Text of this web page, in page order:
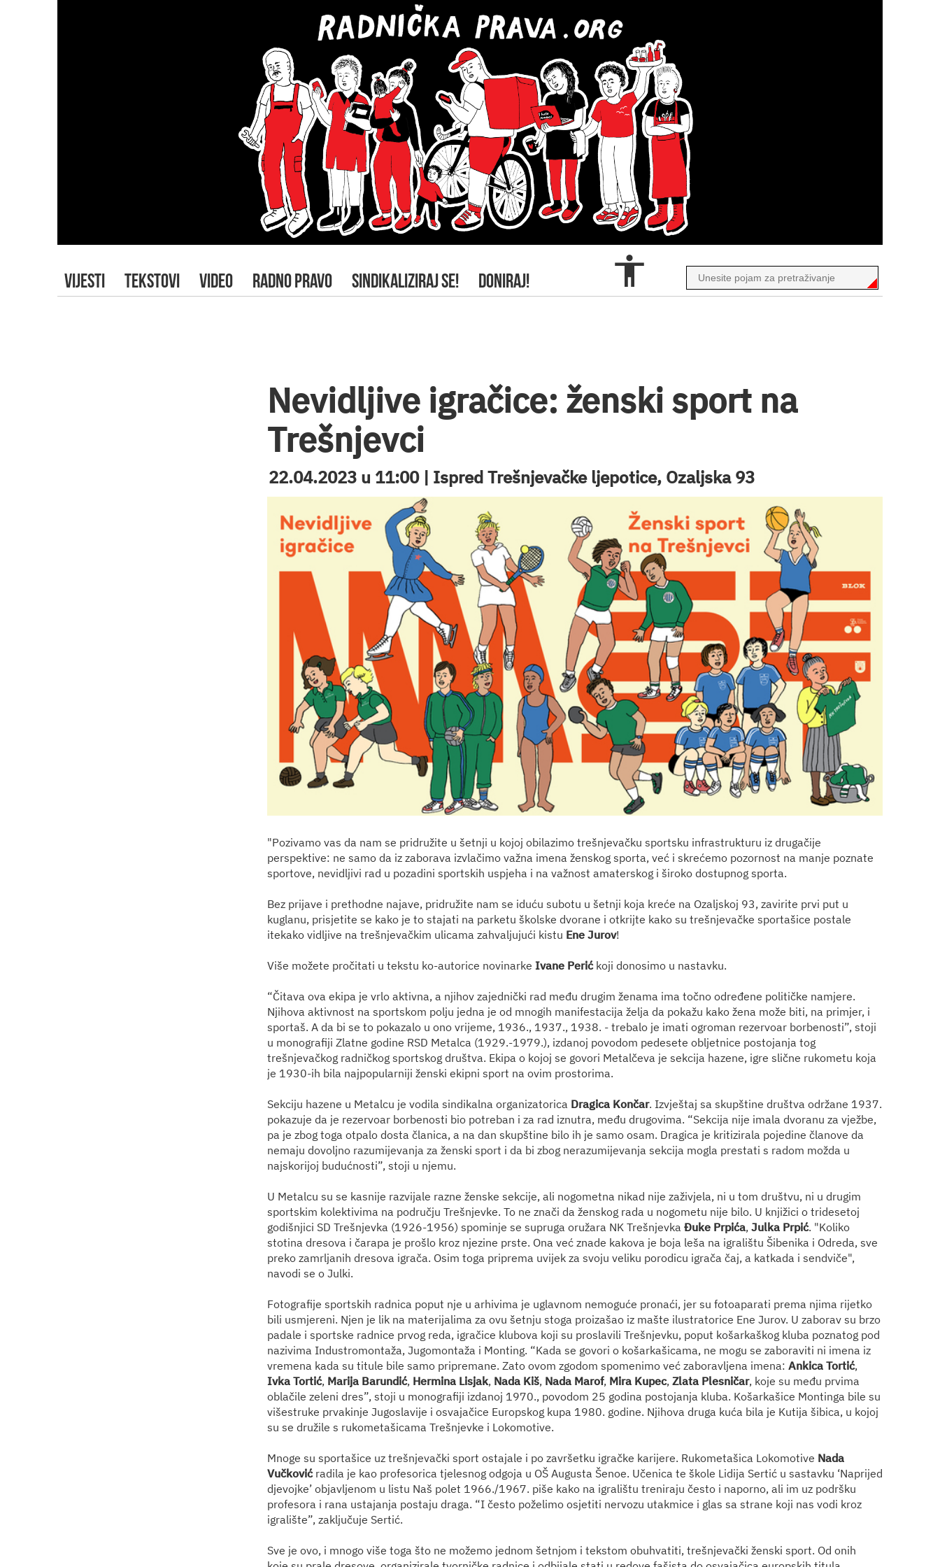
VIJESTI TEKSTOVI VIDEO RADNO PRAVO SINDIKALIZIRAJ SE! DONIRAJ!
Nevidljive igračice: ženski sport na
Trešnjevci
22.04.2023 u 11:00 | Ispred Trešnjevačke ljepotice, Ozaljska 93
"Pozivamo vas da nam se pridružite u šetnji u kojoj obilazimo trešnjevačku sportsku infrastrukturu iz drugačije
perspektive: ne samo da iz zaborava izvlačimo važna imena ženskog sporta, već i skrećemo pozornost na manje poznate
sportove, nevidljivi rad u pozadini sportskih uspjeha i na važnost amaterskog i široko dostupnog sporta.
Bez prijave i prethodne najave, pridružite nam se iduću subotu u šetnji koja kreće na Ozaljskoj 93, zavirite prvi put u
kuglanu, prisjetite se kako je to stajati na parketu školske dvorane i otkrijte kako su trešnjevačke sportašice postale
itekako vidljive na trešnjevačkim ulicama zahvaljujući kistu Ene Jurov!
Više možete pročitati u tekstu ko-autorice novinarke Ivane Perićkoji donosimo u nastavku.
“Čitava ova ekipa je vrlo aktivna, a njihov zajednički rad među drugim ženama ima točno određene političke namjere.
Njihova aktivnost na sportskom polju jedna je od mnogih manifestacija želja da pokažu kako žena može biti, na primjer, i
sportaš. A da bi se to pokazalo u ono vrijeme, 1936., 1937., 1938. - trebalo je imati ogroman rezervoar borbenosti”, stoji
u monografiji Zlatne godine RSD Metalca (1929.-1979.), izdanoj povodom pedesete obljetnice postojanja tog
trešnjevačkog radničkog sportskog društva. Ekipa o kojoj se govori Metalčeva je sekcija hazene, igre slične rukometu koja
je 1930-ih bila najpopularniji ženski ekipni sport na ovim prostorima.
Sekciju hazene u Metalcu je vodila sindikalna organizatorica Dragica Končar. Izvještaj sa skupštine društva održane 1937.
pokazuje da je rezervoar borbenosti bio potreban i za rad iznutra, među drugovima. “Sekcija nije imala dvoranu za vježbe,
pa je zbog toga otpalo dosta članica, a na dan skupštine bilo ih je samo osam. Dragica je kritizirala pojedine članove da
nemaju dovoljno razumijevanja za ženski sport i da bi zbog nerazumijevanja sekcija mogla prestati s radom možda u
najskorijoj budućnosti”, stoji u njemu.
U Metalcu su se kasnije razvijale razne ženske sekcije, ali nogometna nikad nije zaživjela, ni u tom društvu, ni u drugim
sportskim kolektivima na području Trešnjevke. To ne znači da ženskog rada u nogometu nije bilo. U knjižici o tridesetoj
godišnjici SD Trešnjevka (1926-1956) spominje se supruga oružara NK Trešnjevka Đuke Prpića, Julka Prpić. "Koliko
stotina dresova i čarapa je prošlo kroz njezine prste. Ona već znade kakova je boja leša na igralištu Šibenika i Odreda, sve
preko zamrljanih dresova igrača. Osim toga priprema uvijek za svoju veliku porodicu igrača čaj, a katkada i sendviče",
navodi se o Julki.
Fotografije sportskih radnica poput nje u arhivima je uglavnom nemoguće pronaći, jer su fotoaparati prema njima rijetko
bili usmjereni. Njen je lik na materijalima za ovu šetnju stoga proizašao iz mašte ilustratorice Ene Jurov. U zaborav su brzo
padale i sportske radnice prvog reda, igračice klubova koji su proslavili Trešnjevku, poput košarkaškog kluba poznatog pod
nazivima Industromontaža, Jugomontaža i Monting. “Kada se govori o košarkašicama, ne mogu se zaboraviti ni imena iz
vremena kada su titule bile samo pripremane. Zato ovom zgodom spomenimo već zaboravljena imena: Ankica Tortić,
Ivka Tortić, Marija Barundić, Hermina Lisjak, Nada Kiš, Nada Marof, Mira Kupec, Zlata Plesničar, koje su među prvima
oblačile zeleni dres”, stoji u monografiji izdanoj 1970., povodom 25 godina postojanja kluba. Košarkašice Montinga bile su
višestruke prvakinje Jugoslavije i osvajačice Europskog kupa 1980. godine. Njihova druga kuća bila je Kutija šibica, u kojoj
su se družile s rukometašicama Trešnjevke i Lokomotive.
Mnoge su sportašice uz trešnjevački sport ostajale i po završetku igračke karijere. Rukometašica Lokomotive Nada
Vučkovićradila je kao profesorica tjelesnog odgoja u OŠ Augusta Šenoe. Učenica te škole Lidija Sertić u sastavku ‘Naprijed
djevojke’ objavljenom u listu Naš polet 1966./1967. piše kako na igralištu treniraju često i naporno, ali im uz podršku
profesora i rana ustajanja postaju draga. “I često poželimo osjetiti nervozu utakmice i glas sa strane koji nas vodi kroz
igralište”, zaključuje Sertić.
Sve je ovo, i mnogo više toga što ne možemo jednom šetnjom i tekstom obuhvatiti, trešnjevački ženski sport. Od onih